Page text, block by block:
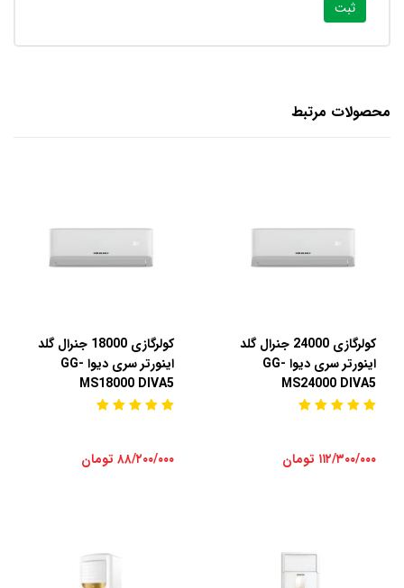
محصولات مرتبط
کولرگازی 24000 جنرال گلد
اینورتر سری دیوا GG-
MS24000 DIVA5
۱۱۲/۳۰۰/۰۰۰ تومان
کولرگازی 18000 جنرال گلد
اینورتر سری دیوا GG-
MS18000 DIVA5
۸۸/۲۰۰/۰۰۰ تومان